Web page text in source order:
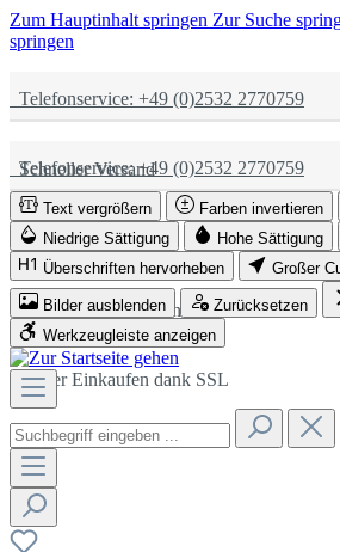
Zum Hauptinhalt springen Zur Suche
springen
Telefonservice: +49 (0)2532 2770759
Schneller Versand
Partnerschaftlich
Sicher Einkaufen dank SSL
Telefonservice: +49 (0)2532 2770759
Schneller Versand
Partnerschaftlich
Sicher Einkaufen dank SSL
Text vergrößern Farben invertieren
Niedrige Sättigung
Hohe Sättigung
Überschriften hervorheben
Großer
Bilder ausblenden
Zurücksetzen
Werkzeugleiste anzeigen